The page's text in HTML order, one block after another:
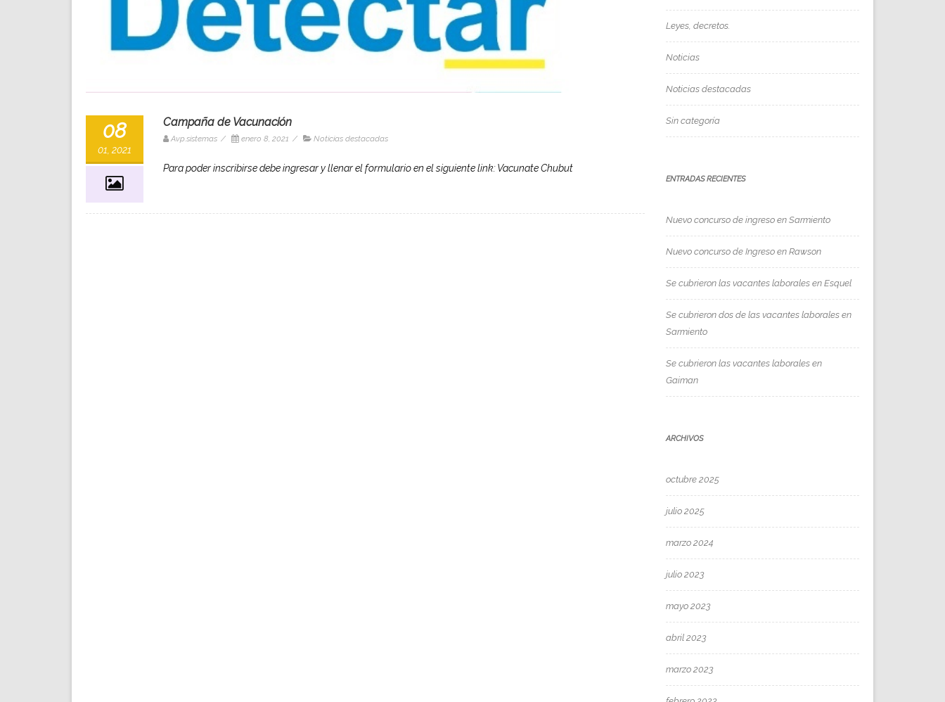
08
01, 2021
Campaña de Vacunación
Avp.sistemas / enero 8, 2021 / Noticias destacadas
Para poder inscribirse debe ingresar y llenar el formulario en el siguiente link: Vacunate Chubut
Leyes, decretos.
Noticias
Noticias destacadas
Sin categoría
ENTRADAS RECIENTES
Nuevo concurso de ingreso en Sarmiento
Nuevo concurso de Ingreso en Rawson
Se cubrieron las vacantes laborales en Esquel
Se cubrieron dos de las vacantes laborales en
Sarmiento
Se cubrieron las vacantes laborales en
Gaiman
ARCHIVOS
octubre 2025
julio 2025
marzo 2024
julio 2023
mayo 2023
abril 2023
marzo 2023